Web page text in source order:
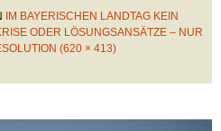
IM BAYERISCHEN LANDTAG KEIN
ODER LÖSUNGSANSÄTZE – NUR
(620 × 413)